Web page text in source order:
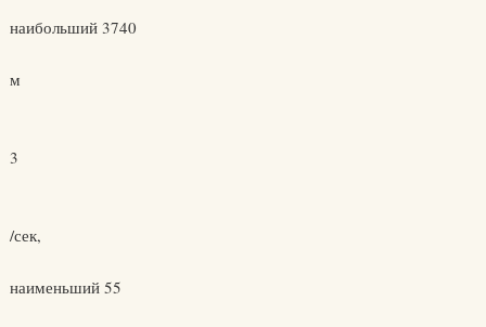
наибольший 3740
м
3
/сек,
наименьший 55